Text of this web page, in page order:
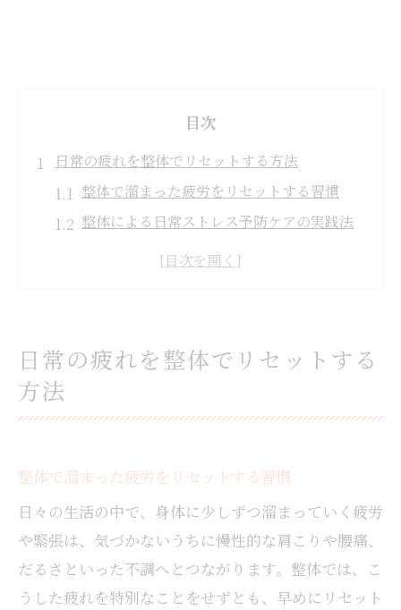
目次
日常の疲れを整体でリセットする方法
整体で溜まった疲労をリセットする習慣
整体による日常ストレス予防ケアの実践法
整体を活用した身体の緊張緩和テクニック
整体予防を続けるための生活リズム作り
整体のセルフケアで無理なく続ける方法
肩こり予防なら整体のケアが安心
整体で肩こりを事前に防ぐ効果的な方法
日常の疲れを整体でリセットする
方法
整体で溜まった疲労をリセットする習慣
日々の生活の中で、身体に少しずつ溜まっていく疲労
や緊張は、気づかないうちに慢性的な肩こりや腰痛、
だるさといった不調へとつながります。整体では、こ
うした疲れを特別なことをせずとも、早めにリセット